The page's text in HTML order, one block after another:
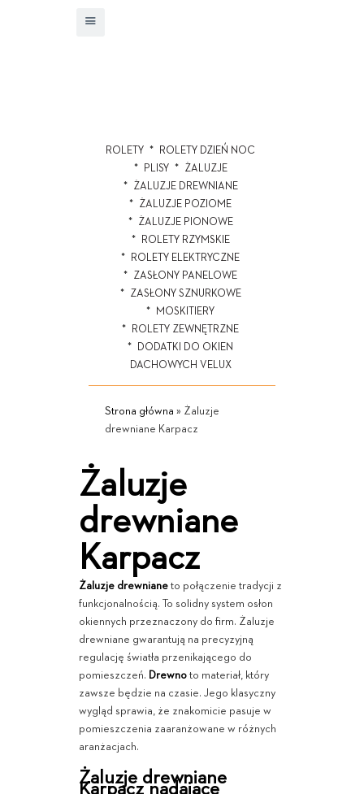
ROLETY
ROLETY DZIEŃ NOC
PLISY
ŻALUZJE
ŻALUZJE DREWNIANE
ŻALUZJE POZIOME
ŻALUZJE PIONOWE
ROLETY RZYMSKIE
ROLETY ELEKTRYCZNE
ZASŁONY PANELOWE
ZASŁONY SZNURKOWE
MOSKITIERY
ROLETY ZEWNĘTRZNE
DODATKI DO OKIEN
DACHOWYCH VELUX
Strona główna » Żaluzje
drewniane Karpacz
Żaluzje
drewniane
Karpacz
Żaluzje drewnianeto połączenie tradycji z
funkcjonalnością. To solidny system osłon
okiennych przeznaczony do firm. Żaluzje
drewniane gwarantują na precyzyjną
regulację światła przenikającego do
pomieszczeń. Drewnoto materiał, który
zawsze będzie na czasie. Jego klasyczny
wygląd sprawia, że znakomicie pasuje w
pomieszczenia zaaranżowane w różnych
aranżacjach.
Żaluzje drewniane
Karpacz nadające